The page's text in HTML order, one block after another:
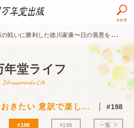
さがす
に勝利した徳川家康〜日の善悪を気にせず、自分で切り開いて進む
年堂ライフ
Ichimannendo-Life
日本人なら知っておきたい 意訳で楽しむ古典シリーズ #198
#198 #199 一覧